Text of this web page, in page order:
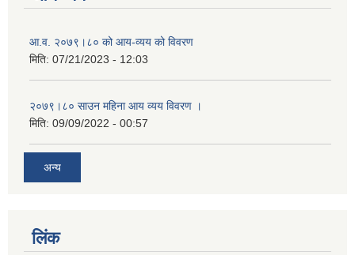
आ.व. २०७९।८० को आय-व्यय को विवरण
मिति: 07/21/2023 - 12:03
२०७९।८० साउन महिना आय व्यय विवरण ।
मिति: 09/09/2022 - 00:57
अन्य
लिंक